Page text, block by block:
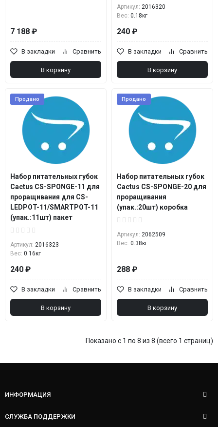
7 188 ₽
В закладки Сравнить
В корзину
Артикул: 2016320
Вес: 0.18кг
240 ₽
В закладки Сравнить
В корзину
Продано
Набор питательных губок
Cactus CS-SPONGE-11 для
проращивания для CS-
LEDPOT-11/SMARTPOT-11
(упак.:11шт) пакет
Артикул: 2016323
Вес: 0.16кг
240 ₽
В закладки Сравнить
В корзину
Продано
Набор питательных губок
Cactus CS-SPONGE-20 для
проращивания
(упак.:20шт) коробка
Артикул: 2062509
Вес: 0.38кг
288 ₽
В закладки Сравнить
В корзину
Показано с 1 по 8 из 8 (всего 1 страниц)
ИНФОРМАЦИЯ
СЛУЖБА ПОДДЕРЖКИ